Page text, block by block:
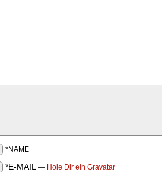
*NAME
*E-MAIL — Hole Dir ein Gravatar